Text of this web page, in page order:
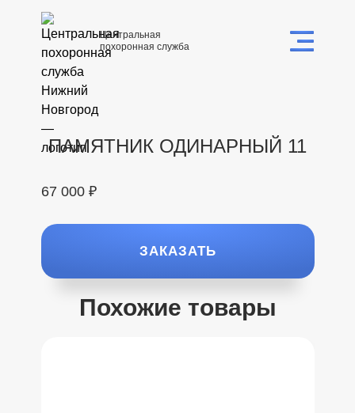
Центральная
похоронная служба
ПАМЯТНИК ОДИНАРНЫЙ 11
67 000 ₽
ЗАКАЗАТЬ
Похожие товары